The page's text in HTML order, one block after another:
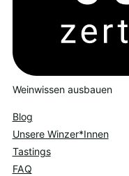
Weinwissen ausbauen
Blog
Unsere Winzer*Innen
Tastings
FAQ